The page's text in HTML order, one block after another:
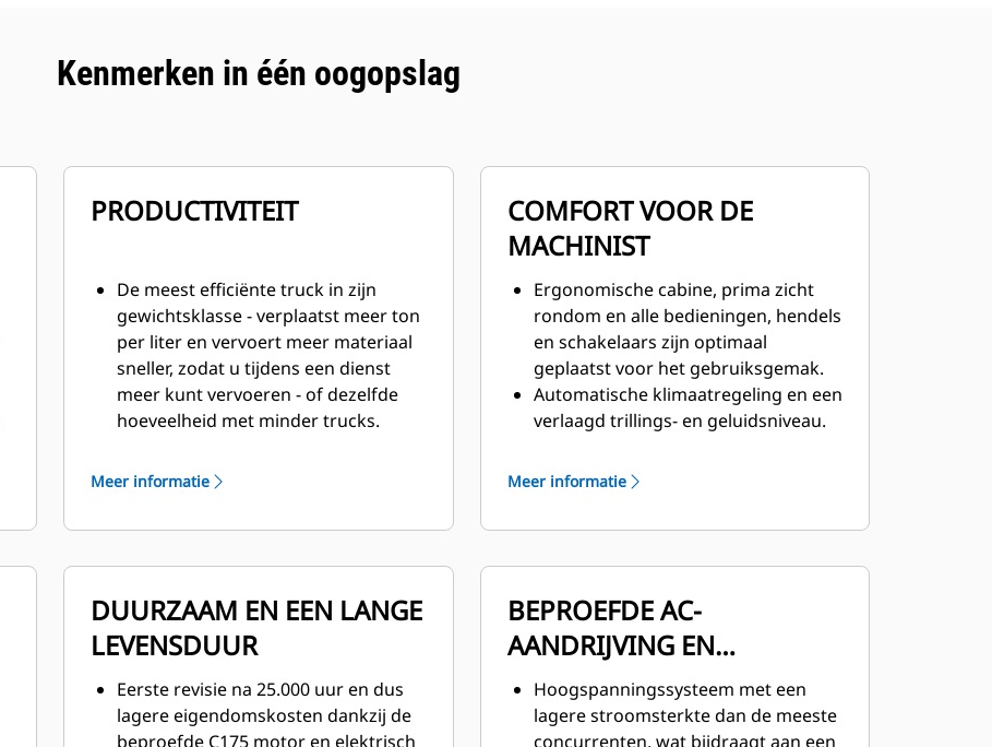
Kenmerken in één oogopslag
PRODUCTIVITEIT
De meest efficiënte truck in zijn
gewichtsklasse - verplaatst meer ton
per liter en vervoert meer materiaal
sneller, zodat u tijdens een dienst
meer kunt vervoeren - of dezelfde
hoeveelheid met minder trucks.
de productiviteit in diepere mijnen te
selecteerbare vermogensreductie
Gebruiksgemak en lagere kosten
door de verregaande integratie van
Cat motor, AC-aandrijfsysteem,
hydrauliek en regelingen.
End-to-end zichtbaarheid van alle
truckparameters voor de lager
Meer informatie
COMFORT VOOR DE
MACHINIST
Ergonomische cabine, prima zicht
rondom en alle bedieningen, hendels
en schakelaars zijn optimaal
geplaatst voor het gebruiksgemak.
Automatische klimaatregeling en een
verlaagd trillings- en geluidsniveau.
hoogverstelling, verstelbare
schuurt, leuning en zitting met
Meer informatie
DUURZAAM EN EEN LANGE
LEVENSDUUR
Eerste revisie na 25.000 uur en dus
lagere eigendomskosten dankzij de
beproefde C175 motor en elektrisch
BEPROEFDE AC-
AANDRIJVING EN
AANDRIJFLIJN
Hoogspanningssysteem met een
lagere stroomsterkte dan de meeste
concurrenten, wat bijdraagt aan een